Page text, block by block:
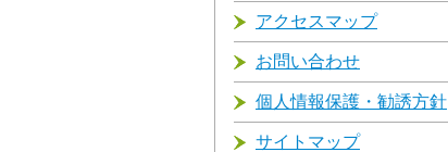
アクセスマップ
お問い合わせ
個人情報保護・勧誘方針
サイトマップ